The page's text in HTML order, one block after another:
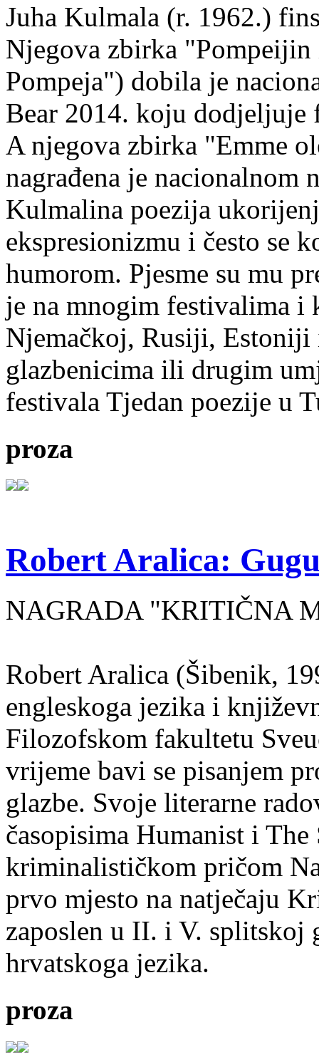
Juha Kulmala (r. 1962.)
Njegova zbirka
Pompeja") dobila je
Bear 2014. koju
A njegova zbirka "Emme
nagrađena je nacionalnom
Kulmalina poezija
ekspresionizmu i često se
humorom. Pjesme su mu
je na mnogim festivalima i
Njemačkoj, Rusiji, Estoniji
glazbenicima ili drugim
festivala Tjedan poezije u
proza
Robert Aralica:
NAGRADA "KRITIČNA
Robert Aralica (Šibenik,
engleskoga jezika i
Filozofskom fakultetu
vrijeme bavi se pisanjem
glazbe. Svoje literarne
časopisima Humanist i
kriminalističkom pričom
prvo mjesto na natječaju
zaposlen u II. i V. splitskoj
hrvatskoga jezika.
proza